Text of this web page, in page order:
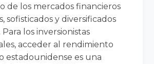
de los mercados financieros
sofisticados y diversificados
los inversionistas
acceder al rendimiento
estadounidense es una